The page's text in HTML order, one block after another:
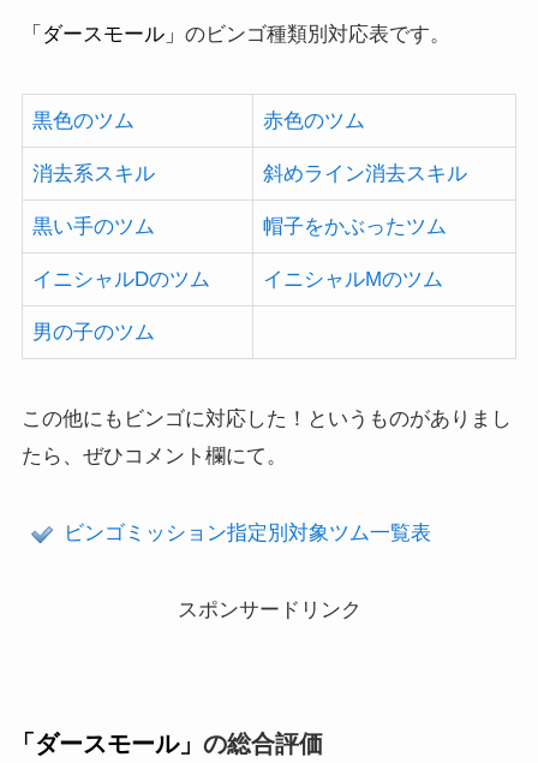
「ダースモール」 のビンゴ種類別対応表です。
黒色のツム 赤色のツム
消去系スキル 斜めライン消去スキル
黒い手のツム 帽子をかぶったツム
イニシャルDのツム イニシャルMのツム
男の子のツム
この他にもビンゴに対応した！というものがありまし
たら、ぜひコメント欄にて。
ビンゴミッション指定別対象ツム一覧表
スポンサードリンク
「ダースモール」 の総合評価